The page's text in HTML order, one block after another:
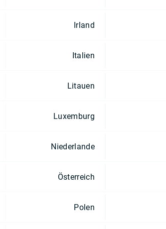
Irland
Italien
Litauen
Luxemburg
Niederlande
Österreich
Polen